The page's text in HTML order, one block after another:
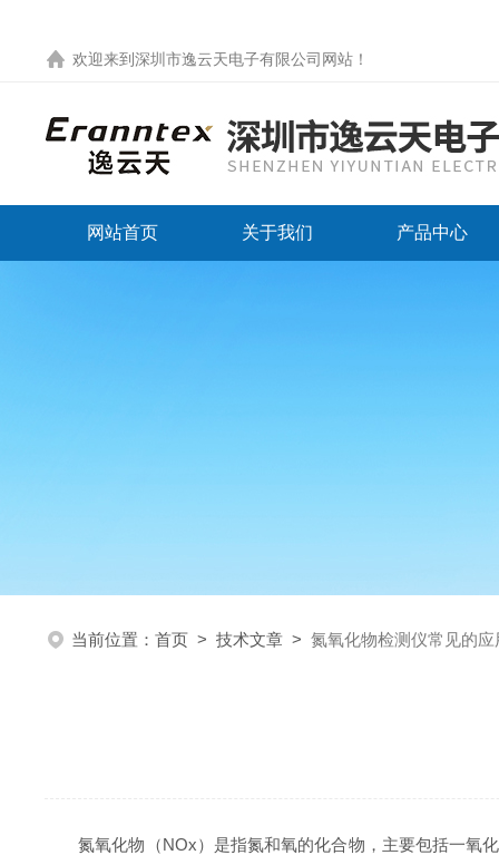
欢迎来到 深圳市逸云天电子有限公司网站 ！
网站首页 关于我们 产品中心
当前位置： 首页 > 技术文章 > 氮氧化物检测仪常见的
氮氧化物（NOx）是指氮和氧的化合物，主要包括一氧化